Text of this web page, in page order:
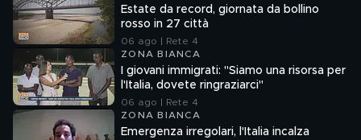
Estate da record, giornata da bollino
rosso in 27 città
06 ago | Rete 4
ZONA BIANCA
I giovani immigrati: "Siamo una risorsa per
l'Italia, dovete ringraziarci"
06 ago | Rete 4
ZONA BIANCA
Emergenza irregolari, l'Italia incalza